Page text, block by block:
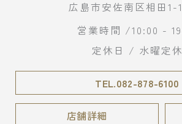
広島市安佐南区相田1-
営業時間 /10:00 -
定休日 / 水曜定休
TEL.082-878-6100
店舗詳細